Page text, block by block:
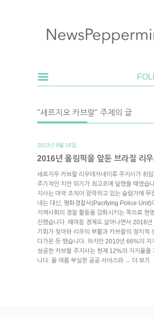
"세르지오 카브랄" 주제의 글
2013년 9월 16일.
2016년 올림픽을 앞둔 브라질 리우
세르지우 카브랄 리우데자네이루 주지사가 취
주기적인 치안 위기가 최고조에 달했을 때였습
지사는 마약 조직이 장악하고 있는 슬럼가에 무
내는 대신, 평화경찰서(Pacifying Police Unit)
지역사회의 경찰 활동을 강화시키는 쪽으로 현
진했습니다. 때마침 경제도 살아나면서 2016년
기회가 찾아와 리우의 부활과 카브랄의 정치적
다가온 듯 했습니다. 하지만 2010년 66%의 지
성공한 카브랄 주지사는 현재 12%의 지지율을
니다. 올 여름 부실한 공공 서비스와 → 더 보기